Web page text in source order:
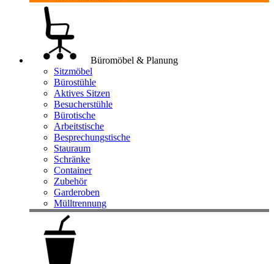
Büromöbel & Planung
Sitzmöbel
Bürostühle
Aktives Sitzen
Besucherstühle
Bürotische
Arbeitstische
Besprechungstische
Stauraum
Schränke
Container
Zubehör
Garderoben
Mülltrennung